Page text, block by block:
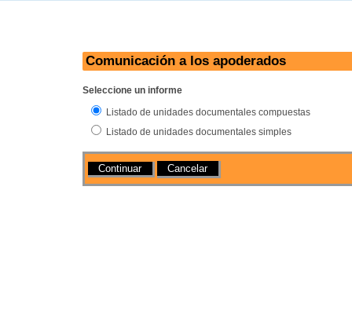
Comunicación a los apoderados
Seleccione un informe
Listado de unidades documentales compuestas
Listado de unidades documentales simples
Acciones Cancelar